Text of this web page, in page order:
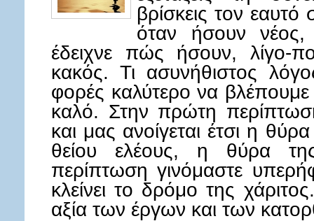
βρίσκεις τον
όταν ήσουν νέος,
έδειχνε πώς ήσουν, λίγο-
κακός. Τι ασυνήθιστος
φορές καλύτερο να
καλό. Στην πρώτη
και μας ανοίγεται έτσι η
θείου ελέους, η θύρα
περίπτωση γινόμαστε
κλείνει το δρόμο της
αξία των έργων και των